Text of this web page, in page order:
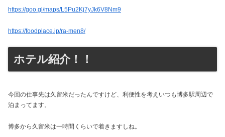
https://goo.gl/maps/L5Pu2Kj7yJk6V8Nm9
https://foodplace.jp/ra-men8/
ホテル紹介！！
今回の仕事先は久留米だったんですけど、利便性を考えいつも博多駅周辺で
泊まってます。
博多から久留米は一時間くらいで着きますしね。